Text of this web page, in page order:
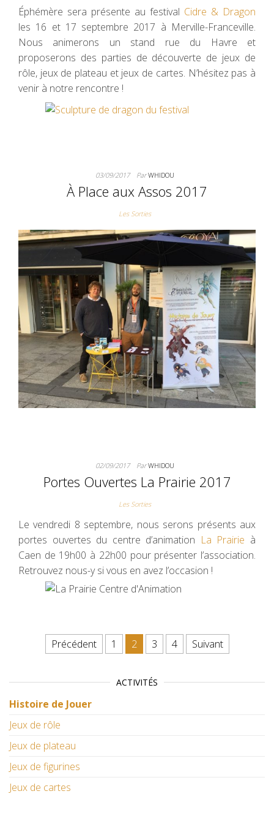
Éphémère sera présente au festival Cidre & Dragon
les 16 et 17 septembre 2017 à Merville-Franceville.
Nous animerons un stand rue du Havre et
proposerons des parties de découverte de jeux de
rôle, jeux de plateau et jeux de cartes. N’hésitez pas à
venir à notre rencontre !
03/09/2017 ParWHIDOU
À Place aux Assos 2017
Les Sorties
02/09/2017 ParWHIDOU
Portes Ouvertes La Prairie 2017
Les Sorties
Le vendredi 8 septembre, nous serons présents aux
portes ouvertes du centre d’animation La Prairie à
Caen de 19h00 à 22h00 pour présenter l’association.
Retrouvez nous-y si vous en avez l’occasion !
Pagination des publications
Précédent 1 2 3 4 Suivant
ACTIVITÉS
Histoire de Jouer
Jeux de rôle
Jeux de plateau
Jeux de figurines
Jeux de cartes